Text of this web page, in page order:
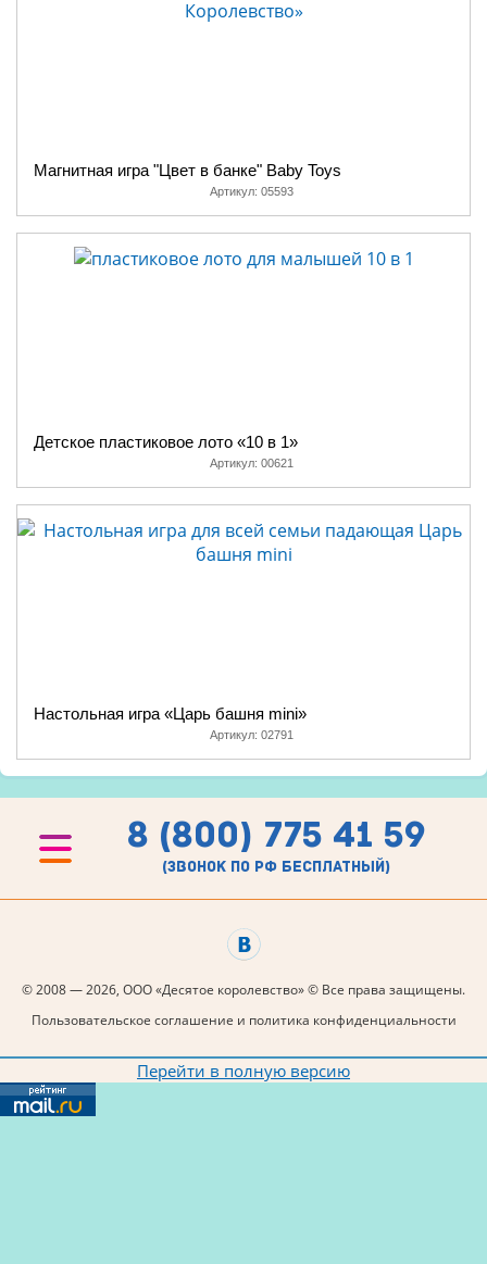
Магнитная игра "Цвет в банке" Baby Toys
Артикул: 05593
Детское пластиковое лото «10 в 1»
Артикул: 00621
Настольная игра «Царь башня mini»
Артикул: 02791
8 (800) 775 41 59
(звонок по рф бесплатный)
© 2008 — 2026, ООО «Десятое королевство» © Все права защищены.
Пользовательское соглашение и политика конфиденциальности
Перейти в полную версию